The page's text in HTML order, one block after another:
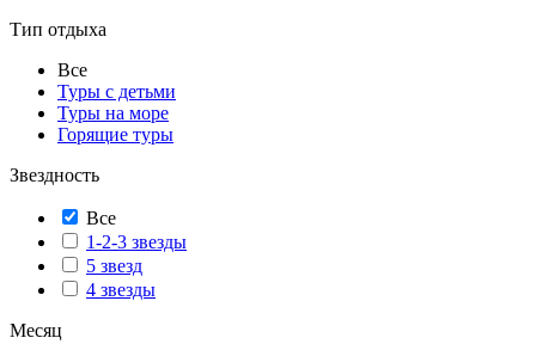
Тип отдыха
Все
Туры с детьми
Туры на море
Горящие туры
Звездность
Все
1-2-3 звезды
5 звезд
4 звезды
Месяц